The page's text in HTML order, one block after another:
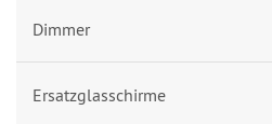
Dimmer
Ersatzglasschirme